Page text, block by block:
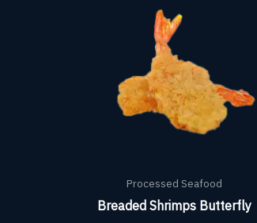
Processed Seafood
Breaded Shrimps Butterfly